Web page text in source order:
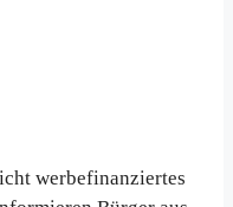
werbefinanziertes